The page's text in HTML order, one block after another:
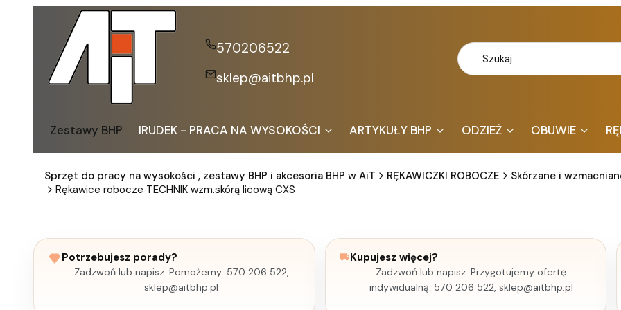
570206522
sklep@aitbhp.pl
Zestawy BHP IRUDEK - PRACA NA WYSOKOŚCI ARTYKUŁY BHP ODZIEŻ OBUWIE
Sprzęt do pracy na wysokości , zestawy BHP i akcesoria BHP w AiT RĘKAWICZKI ROBOCZE
Skórzane i
Rękawice robocze TECHNIK wzm.skórą licową CXS